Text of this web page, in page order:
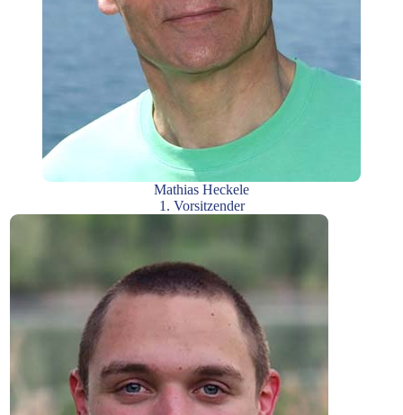
Mathias Heckele
1. Vorsitzender